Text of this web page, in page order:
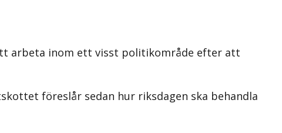
arbeta inom ett visst politikområde efter att
föreslår sedan hur riksdagen ska behandla